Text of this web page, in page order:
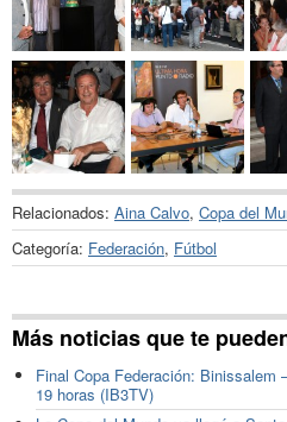
Relacionados: Aina Calvo, Copa del
Categoría: Federación, Fútbol
Más noticias que te
Final Copa Federación: Binissalem
19 horas (IB3TV)